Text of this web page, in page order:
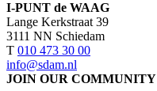
I-PUNT de WAAG
Lange Kerkstraat 39
3111 NN Schiedam
T 010 473 30 00
info@sdam.nl
JOIN OUR COMMUNITY